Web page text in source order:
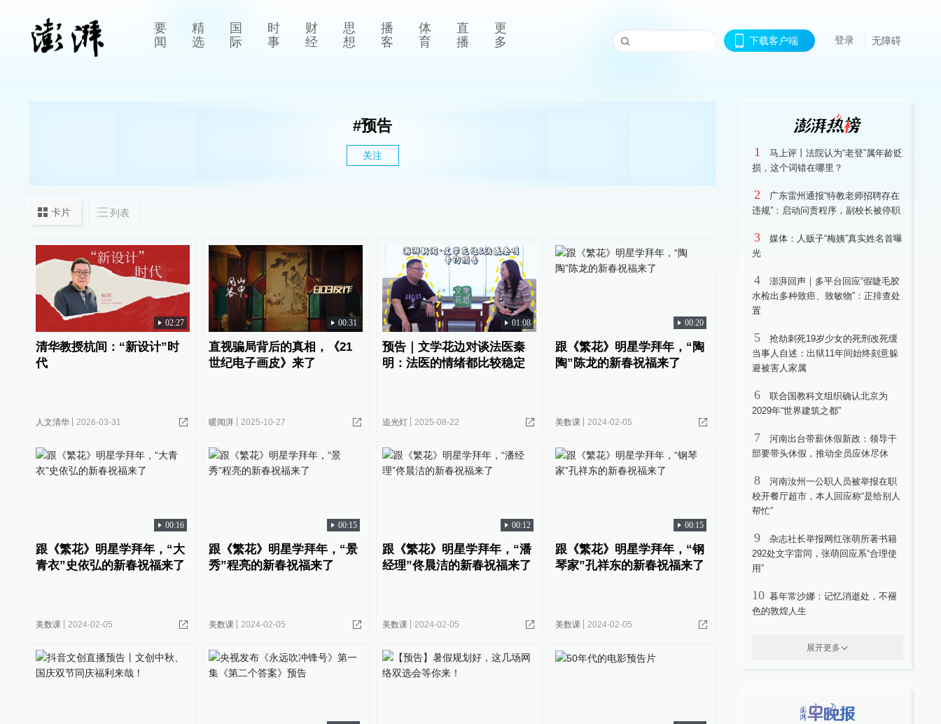
要
闻
精
选
国
际
时
事
财
经
思
想
播
客
体
育
直
播
更
多
下载客户端 登录 无障碍
#预告
关注
卡片 列表
02:27
清华教授杭间：“新设计”时
代
人文清华 2026-03-31
00:31
直视骗局背后的真相，《21
世纪电子画皮》来了
暖闻湃 2025-10-27
01:08
预告｜文学花边对谈法医秦
明：法医的情绪都比较稳定
追光灯 2025-08-22
00:20
跟《繁花》明星学拜年，“陶
陶”陈龙的新春祝福来了
美数课 2024-02-05
00:16
跟《繁花》明星学拜年，“大
青衣”史依弘的新春祝福来了
美数课 2024-02-05
00:15
跟《繁花》明星学拜年，“景
秀”程亮的新春祝福来了
美数课 2024-02-05
00:12
跟《繁花》明星学拜年，“潘
经理”佟晨洁的新春祝福来了
美数课 2024-02-05
00:15
跟《繁花》明星学拜年，“钢
琴家”孔祥东的新春祝福来了
美数课 2024-02-05
1
马上评丨法院认为“老登”属年龄贬
损，这个词错在哪里？
2
广东雷州通报“特教老师招聘存在
违规”：启动问责程序，副校长被停职
3
媒体：人贩子“梅姨”真实姓名首曝
光
4
澎湃回声｜多平台回应“假睫毛胶
水检出多种致癌、致敏物”：正排查处
置
5
抢劫刺死19岁少女的死刑改死缓
当事人自述：出狱11年间始终刻意躲
避被害人家属
6
联合国教科文组织确认北京为
2029年“世界建筑之都”
7
河南出台带薪休假新政：领导干
部要带头休假，推动全员应休尽休
8
河南汝州一公职人员被举报在职
校开餐厅超市，本人回应称“是给别人
帮忙”
9
杂志社长举报网红张萌所著书籍
292处文字雷同，张萌回应系“合理使
用”
10 暮年常沙娜：记忆消逝处，不褪
色的敦煌人生
展开更多